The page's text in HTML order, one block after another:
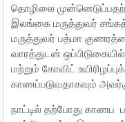
தொழிலை
இலங்கை மருத்துவர்
மருத்துவர் பத்மா
வாரத்துடன்
மற்றும் கோவிட்
காணப்படுவதாகவும்
நாட்டில் தற்போது